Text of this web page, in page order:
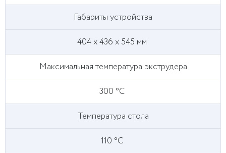
Габариты устройства
404 x 436 x 545 мм
Максимальная температура экструдера
300 °C
Температура стола
110 °C